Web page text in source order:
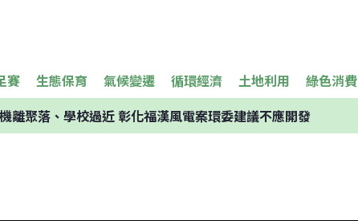
賽 生態保育 氣候變遷 循環經濟 土地利用 綠色消費
離聚落、學校過近 彰化福漢風電案環委建議不應開發